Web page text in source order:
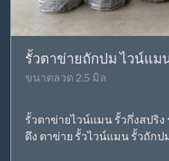
รั้วตาข่ายถักปม ไวน์แม
ขนาดลวด 2.5 มิล
รั้วตาข่ายไวน์แมน รั้วกึ่งสปริง
ดึง ตาข่าย รั้วไวน์แมน รั้วถัก